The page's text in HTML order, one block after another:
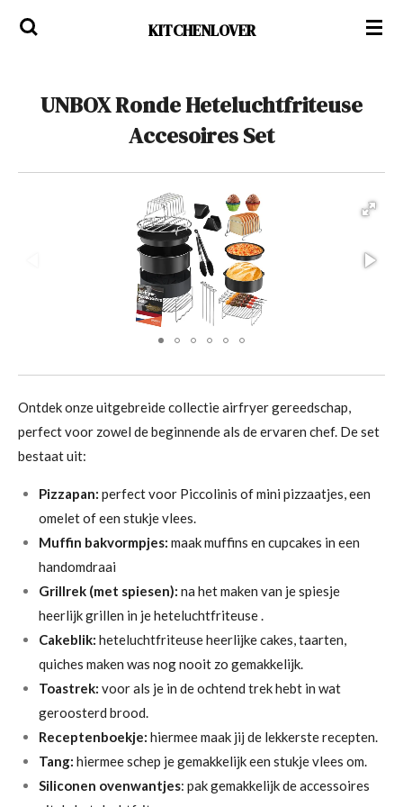
Ga
hoofdinhoud
KITCHENLOVER
UNBOX Ronde Heteluchtfriteuse
Accesoires Set
Ontdek onze uitgebreide collectie airfryer gereedschap,
perfect voor zowel de beginnende als de ervaren chef. De set
bestaat uit:
Pizzapan: perfect voor Piccolinis of mini pizzaatjes, een
omelet of een stukje vlees.
Muffin bakvormpjes: maak muffins en cupcakes in een
handomdraai
Grillrek (met spiesen): na het maken van je spiesje
heerlijk grillen in je heteluchtfriteuse .
Cakeblik: heteluchtfriteuse heerlijke cakes, taarten,
quiches maken was nog nooit zo gemakkelijk.
Toastrek: voor als je in de ochtend trek hebt in wat
geroosterd brood.
Receptenboekje: hiermee maak jij de lekkerste recepten.
Tang: hiermee schep je gemakkelijk een stukje vlees om.
Siliconen ovenwantjes: pak gemakkelijk de accessoires